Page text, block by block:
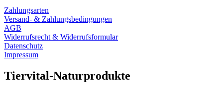
Zahlungsarten
Versand- & Zahlungsbedingungen
AGB
Widerrufsrecht & Widerrufsformular
Datenschutz
Impressum
Tiervital-Naturprodukte